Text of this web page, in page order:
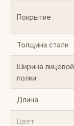
Покрытие
Толщина стали
Ширина лицевой
полки
Длина
Цвет